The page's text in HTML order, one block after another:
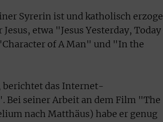
Syrerin ist und katholisch
etwa "Jesus Yesterday, Today
of A Man" und "In the
berichtet das Internet-
seiner Arbeit an dem Film "The
nach Matthäus) habe er genug